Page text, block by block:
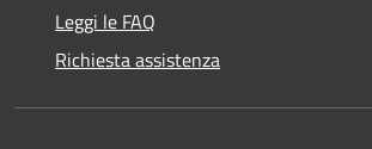
Leggi le FAQ
Richiesta assistenza